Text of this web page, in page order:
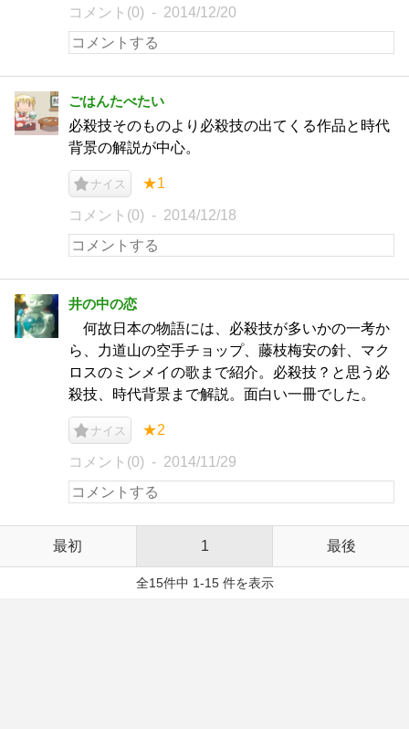
コメント(0) 2014/12/20
ごはんたべたい
必殺技そのものより必殺技の出てくる作品と時代
背景の解説が中心。
ナイス ★1
コメント(0) 2014/12/18
井の中の恋
何故日本の物語には、必殺技が多いかの一考か
ら、力道山の空手チョップ、藤枝梅安の針、マク
ロスのミンメイの歌まで紹介。必殺技？と思う必
殺技、時代背景まで解説。面白い一冊でした。
ナイス ★2
コメント(0) 2014/11/29
最初 1 最後
全15件中 1-15 件を表示